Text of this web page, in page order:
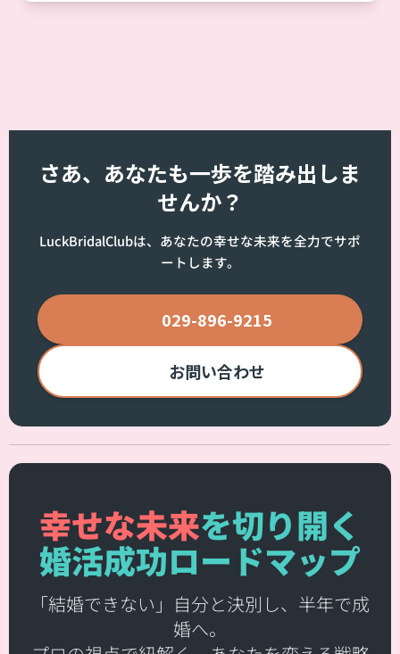
さあ、あなたも一歩を踏み出しま
せんか？
LuckBridalClubは、あなたの幸せな未来を全力でサポ
ートします。
029-896-9215
お問い合わせ
幸せな未来を切り開く
婚活成功ロードマップ
「結婚できない」自分と決別し、半年で成
婚へ。